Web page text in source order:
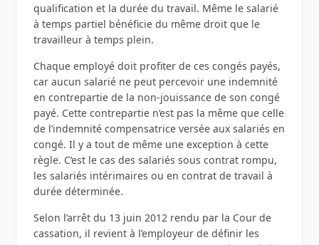
qualification et la durée du travail. Même le salarié
à temps partiel bénéficie du même droit que le
travailleur à temps plein.
Chaque employé doit profiter de ces congés payés,
car aucun salarié ne peut percevoir une indemnité
en contrepartie de la non-jouissance de son congé
payé. Cette contrepartie n’est pas la même que celle
de l’indemnité compensatrice versée aux salariés en
congé. Il y a tout de même une exception à cette
règle. C’est le cas des salariés sous contrat rompu,
les salariés intérimaires ou en contrat de travail à
durée déterminée.
Selon l’arrêt du 13 juin 2012 rendu par la Cour de
cassation, il revient à l’employeur de définir les